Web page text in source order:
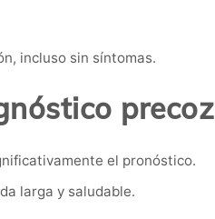
incluso sin síntomas.
precoz
el pronóstico.
larga y saludable.